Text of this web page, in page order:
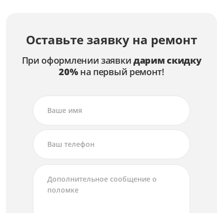
Оставьте заявку на ремонт
При оформлении заявки дарим скидку
20%на первый ремонт!